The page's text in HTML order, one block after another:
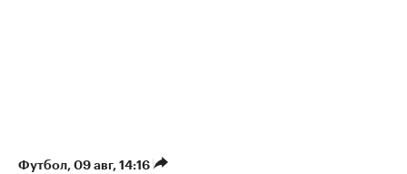
Футбол⁠, 09 авг, 14:16